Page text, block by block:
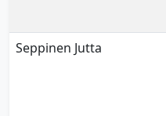
Seppinen Jutta